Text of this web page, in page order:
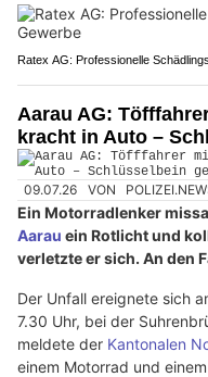
Ratex AG: Professionelle
Aarau AG:
kracht in Auto –
09.07.26 VON
Ein Motorradlenker
Aarau ein Rotlicht und
verletzte er sich. An den
Der Unfall ereignete sich
7.30 Uhr, bei der
meldete der Kantonalen
einem Motorrad und